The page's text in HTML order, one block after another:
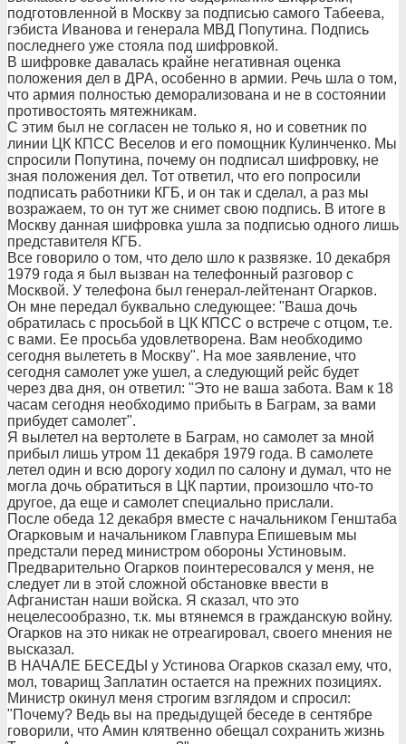
подготовленной в Москву за подписью самого Табеева,
гэбиста Иванова и генерала МВД Попутина. Подпись
последнего уже стояла под шифровкой.
В шифровке давалась крайне негативная оценка
положения дел в ДРА, особенно в армии. Речь шла о том,
что армия полностью деморализована и не в состоянии
противостоять мятежникам.
С этим был не согласен не только я, но и советник по
линии ЦК КПСС Веселов и его помощник Кулинченко. Мы
спросили Попутина, почему он подписал шифровку, не
зная положения дел. Тот ответил, что его попросили
подписать работники КГБ, и он так и сделал, а раз мы
возражаем, то он тут же снимет свою подпись. В итоге в
Москву данная шифровка ушла за подписью одного лишь
представителя КГБ.
Все говорило о том, что дело шло к развязке. 10 декабря
1979 года я был вызван на телефонный разговор с
Москвой. У телефона был генерал-лейтенант Огарков.
Он мне передал буквально следующее: "Ваша дочь
обратилась с просьбой в ЦК КПСС о встрече с отцом, т.е.
с вами. Ее просьба удовлетворена. Вам необходимо
сегодня вылететь в Москву". На мое заявление, что
сегодня самолет уже ушел, а следующий рейс будет
через два дня, он ответил: "Это не ваша забота. Вам к 18
часам сегодня необходимо прибыть в Баграм, за вами
прибудет самолет".
Я вылетел на вертолете в Баграм, но самолет за мной
прибыл лишь утром 11 декабря 1979 года. В самолете
летел один и всю дорогу ходил по салону и думал, что не
могла дочь обратиться в ЦК партии, произошло что-то
другое, да еще и самолет специально прислали.
После обеда 12 декабря вместе с начальником Генштаба
Огарковым и начальником Главпура Епишевым мы
предстали перед министром обороны Устиновым.
Предварительно Огарков поинтересовался у меня, не
следует ли в этой сложной обстановке ввести в
Афганистан наши войска. Я сказал, что это
нецелесообразно, т.к. мы втянемся в гражданскую войну.
Огарков на это никак не отреагировал, своего мнения не
высказал.
В НАЧАЛЕ БЕСЕДЫ у Устинова Огарков сказал ему, что,
мол, товарищ Заплатин остается на прежних позициях.
Министр окинул меня строгим взглядом и спросил:
"Почему? Ведь вы на предыдущей беседе в сентябре
говорили, что Амин клятвенно обещал сохранить жизнь